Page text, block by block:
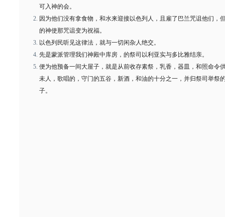
可入神的会。
因为他们没有拿食物，和水来迎接以色列人，且雇了巴兰咒诅他们，
的神使那咒诅变为祝福。
以色列民听见这律法，就与一切闲杂人绝交。
先是蒙派管理我们神殿中库房，的祭司以利亚实与多比雅结亲。
便为他预备一间大屋子，就是从前收存素祭，乳香，器皿，和照命令
未人，歌唱的，守门的五谷，新酒，和油的十分之一，并归祭司举祭
子。